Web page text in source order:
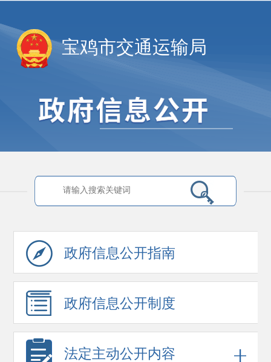
宝鸡市交通运输局
政府信息公开指南
政府信息公开制度
法定主动公开内容